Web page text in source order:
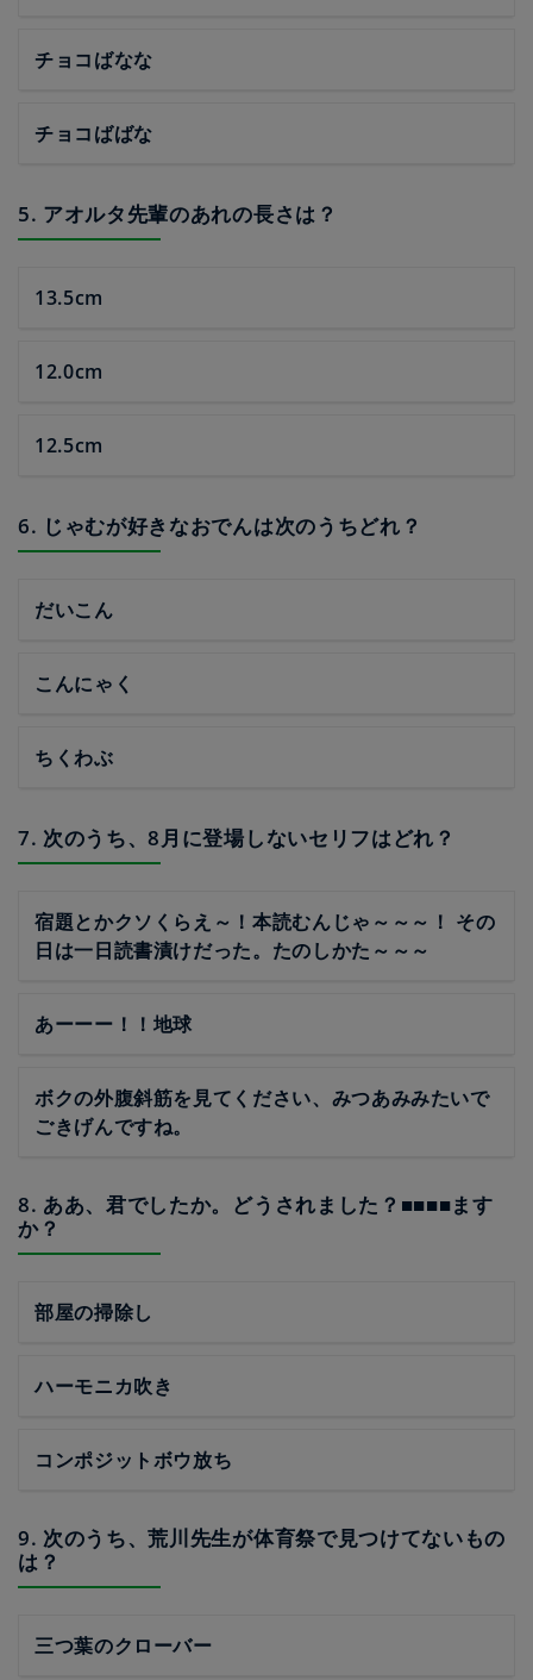
チョコばなな
チョコばばな
5. アオルタ先輩のあれの長さは？
13.5cm
12.0cm
12.5cm
6. じゃむが好きなおでんは次のうちどれ？
だいこん
こんにゃく
ちくわぶ
7. 次のうち、8月に登場しないセリフはどれ？
宿題とかクソくらえ～！本読むんじゃ～～～！ その
日は一日読書漬けだった。たのしかた～～～
あーーー！！地球
ボクの外腹斜筋を見てください、みつあみみたいで
ごきげんですね。
8. ああ、君でしたか。どうされました？■■■■ます
か？
部屋の掃除し
ハーモニカ吹き
コンポジットボウ放ち
9. 次のうち、荒川先生が体育祭で見つけてないもの
は？
三つ葉のクローバー